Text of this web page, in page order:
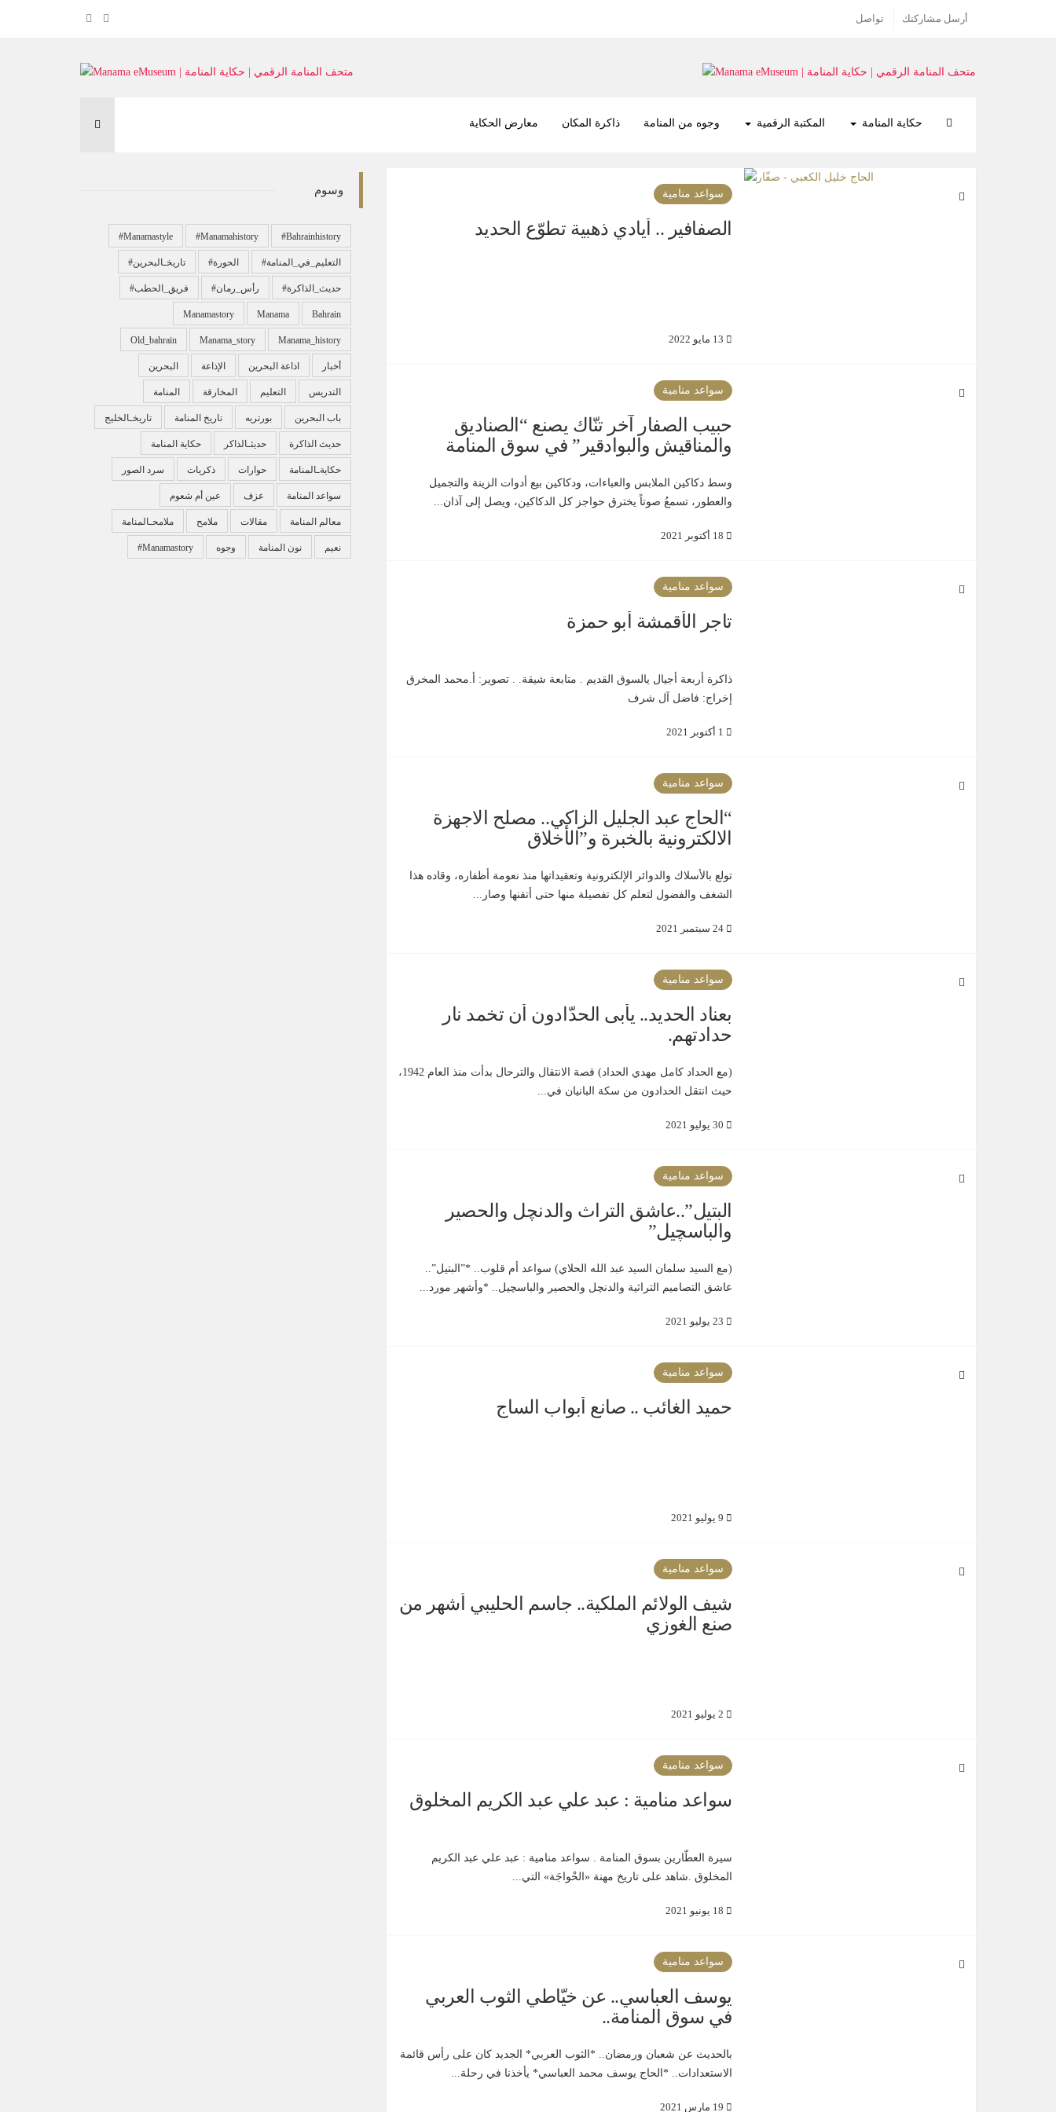
تواصل أرسل مشاركتك
حكاية المنامة المكتبة الرقمية وجوه من المنامة ذاكرة المكان معارض الحكاية
سواعد منامية
الصفافير .. أيادي ذهبية تطوّع الحديد
سواعد منامية
حبيب الصفار آخر تنّاك يصنع “الصناديق
والمناقيش والبوادقير” في سوق المنامة
وسط دكاكين الملابس والعباءات، ودكاكين بيع أدوات الزينة والتجميل
والعطور، تسمعُ صوتاً يخترق حواجز كل الدكاكين، ويصل إلى آذان...
سواعد منامية
تاجر الأقمشة أبو حمزة
ذاكرة أربعة أجيال يالسوق القديم . متابعة شيقة. . تصوير: أ.محمد المخرق
إخراج: فاضل آل شرف
سواعد منامية
“الحاج عبد الجليل الزاكي.. مصلح الاجهزة
الالكترونية بالخبرة و”الأخلاق
تولع بالأسلاك والدوائر الإلكترونية وتعقيداتها منذ نعومة أظفاره، وقاده هذا
الشغف والفضول لتعلم كل تفصيلة منها حتى أتقنها وصار...
سواعد منامية
بعناد الحديد.. يأبى الحدّادون أن تخمد نار
حدادتهم.
(مع الحداد كامل مهدي الحداد) قصة الانتقال والترحال بدأت منذ العام 1942،
حيث انتقل الحدادون من سكة البانيان في...
سواعد منامية
البتيل”..عاشق التراث والدنچل والحصير
والباسچيل”
(مع السيد سلمان السيد عبد الله الحلاي) سواعد أم قلوب.. *”البتيل”..
عاشق التصاميم التراثية والدنچل والحصير والباسچيل.. *وأشهر مورد...
سواعد منامية
حميد الغائب .. صانع أبواب الساج
سواعد منامية
شيف الولائم الملكية.. جاسم الحليبي أشهر من
صنع الغوزي
سواعد منامية
سواعد منامية : عبد علي عبد الكريم المخلوق
سيرة العطّارين بسوق المنامة . سواعد منامية : عبد علي عبد الكريم
المخلوق .شاهد على تاريخ مهنة «الحْواجَة» التي...
سواعد منامية
يوسف العباسي.. عن خيّاطي الثوب العربي
في سوق المنامة..
بالحديث عن شعبان ورمضان.. *الثوب العربي* الجديد كان على رأس قائمة
الاستعدادات.. *الحاج يوسف محمد العباسي* يأخذنا في رحلة...
وسوم
#bahrainhistory
#manamahistory
#manamastyle
#التعليم_في_المنامة #الحورة #تاريخـالبحرين
#حديث_الذاكرة #رأس_رمان #فريق_الحطب
Bahrain
Manama
Manamastory
Manama_history
Manama_story
Old_bahrain
أخبار اذاعة البحرين الإذاعة البحرين
التدريس التعليم المخارقة المنامة
باب البحرين بورتريه تاريخ المنامة تاريخـالخليج
حديث الذاكرة حديثـالذاكر حكاية المنامة
حكايةـالمنامة حوارات ذكريات سرد الصور
سواعد المنامة عزف عين أم شعوم
معالم المنامة مقالات ملامح ملامحـالمنامة
نعيم نون المنامة وجوه ‏#manamastory